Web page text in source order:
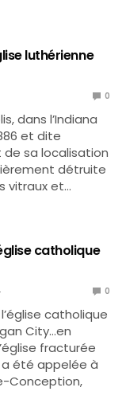
luthérienne
0
dans l’Indiana
et dite
de sa localisation
détruite
vitraux et…
catholique
0
catholique
City…en
fracturée
été appelée à
Conception,